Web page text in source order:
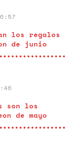
los regalos
de junio
son los
de mayo